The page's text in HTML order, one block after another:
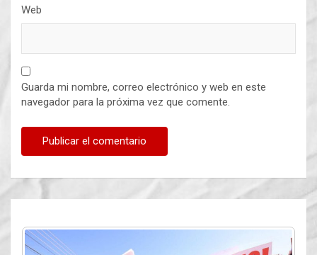
Web
Guarda mi nombre, correo electrónico y web en este
navegador para la próxima vez que comente.